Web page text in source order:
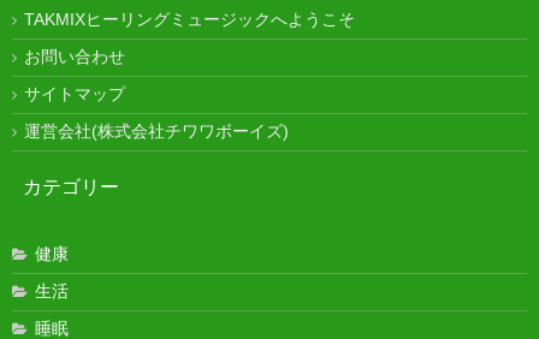
TAKMIXヒーリングミュージックへようこそ
お問い合わせ
サイトマップ
運営会社(株式会社チワワボーイズ)
カテゴリー
健康
生活
睡眠